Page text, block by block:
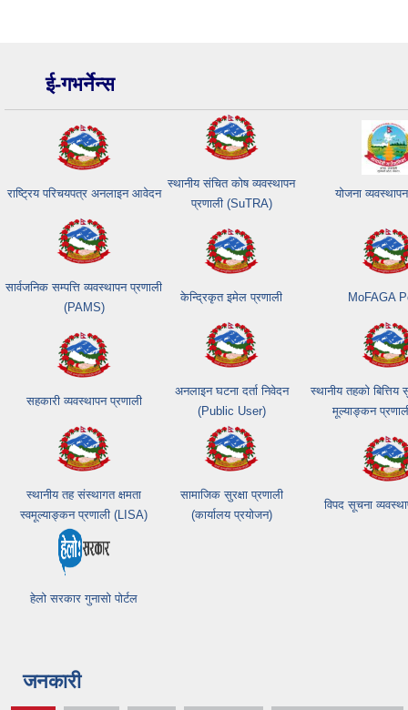
ई-गभर्नेन्स
राष्ट्रिय परिचयपत्र अनलाइन आवेदन
स्थानीय संचित कोष व्यवस्थापन
प्रणाली (SuTRA)
योजना
सार्वजनिक सम्पत्ति व्यवस्थापन प्रणाली
(PAMS)
केन्द्रिकृत इमेल प्रणाली MoFAGA
सहकारी व्यवस्थापन प्रणाली
अनलाइन घटना दर्ता निवेदन
(Public User)
स्थानीय तहको
मूल्याङ्कन
स्थानीय तह संस्थागत क्षमता
स्वमूल्याङ्कन प्रणाली (LISA)
सामाजिक सुरक्षा प्रणाली
(कार्यालय प्रयोजन)
विपद सूचना
हेलो सरकार गुनासो पोर्टल
जनकारी